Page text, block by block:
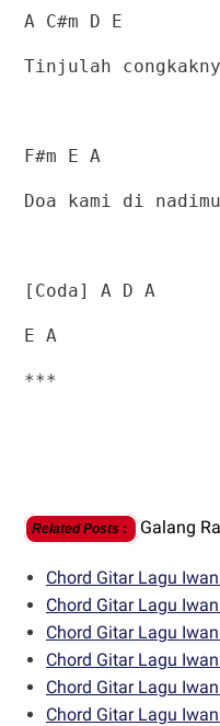
A C#m D E
Tinjulah
F#m E A
Doa kami di nadimu
[Coda] A D A
E A
***
Related Posts : Galang
Chord Gitar Lagu
Chord Gitar Lagu
Chord Gitar Lagu
Chord Gitar Lagu
Chord Gitar Lagu
Chord Gitar Lagu